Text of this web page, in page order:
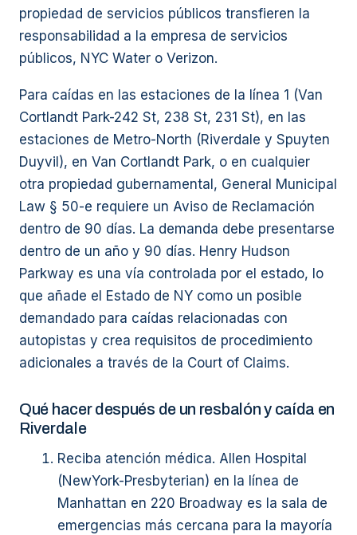
propiedad de servicios públicos transfieren la
responsabilidad a la empresa de servicios
públicos, NYC Water o Verizon.
Para caídas en las estaciones de la línea 1 (Van
Cortlandt Park-242 St, 238 St, 231 St), en las
estaciones de Metro-North (Riverdale y Spuyten
Duyvil), en Van Cortlandt Park, o en cualquier
otra propiedad gubernamental, General Municipal
Law § 50-e requiere un Aviso de Reclamación
dentro de 90 días. La demanda debe presentarse
dentro de un año y 90 días. Henry Hudson
Parkway es una vía controlada por el estado, lo
que añade el Estado de NY como un posible
demandado para caídas relacionadas con
autopistas y crea requisitos de procedimiento
adicionales a través de la Court of Claims.
Qué hacer después de un resbalón y caída en
Riverdale
Reciba atención médica. Allen Hospital
(NewYork-Presbyterian) en la línea de
Manhattan en 220 Broadway es la sala de
emergencias más cercana para la mayoría